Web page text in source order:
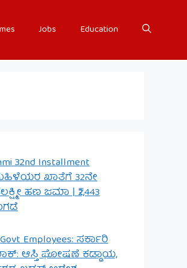
Jobs Education
32nd Installment
ಖಾತೆಗೆ 32ನೇ
ಹಣ ಜಮಾ | ₹2,443
Employees: ಸರ್ಕಾರಿ
ಆಸ್ತಿ ಘೋಷಣೆ ಕಡ್ಡಾಯ,